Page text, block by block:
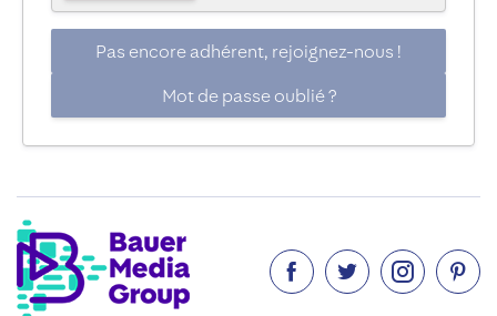
Pas encore adhérent, rejoignez-nous !
Mot de passe oublié ?
   